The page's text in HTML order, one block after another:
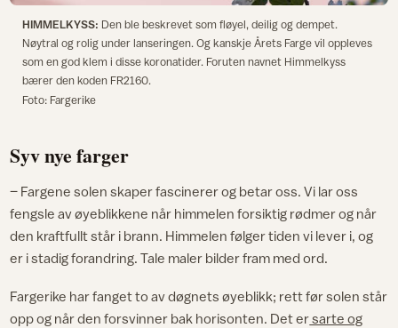
HIMMELKYSS: Den ble beskrevet som fløyel, deilig og dempet.
Nøytral og rolig under lanseringen. Og kanskje Årets Farge vil oppleves
som en god klem i disse koronatider. Foruten navnet Himmelkyss
bærer den koden FR2160.
Foto: Fargerike
Syv nye farger
– Fargene solen skaper fascinerer og betar oss. Vi lar oss
fengsle av øyeblikkene når himmelen forsiktig rødmer og når
den kraftfullt står i brann. Himmelen følger tiden vi lever i, og
er i stadig forandring. Tale maler bilder fram med ord.
Fargerike har fanget to av døgnets øyeblikk; rett før solen står
opp og når den forsvinner bak horisonten. Det ersarte og